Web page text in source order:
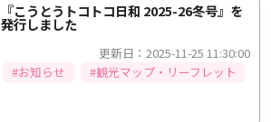
『こうとうトコトコ日和 2025-26冬号』を
発行しました
更新日：2025-11-25 11:30:00
#お知らせ
#観光マップ・リーフレット